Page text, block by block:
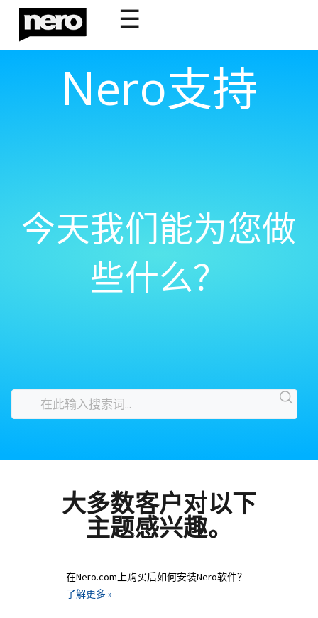
☰
Nero支持
今天我们能为您做
些什么？
大多数客户对以下
主题感兴趣。
在Nero.com上购买后如何安装Nero软件？
了解更多 »